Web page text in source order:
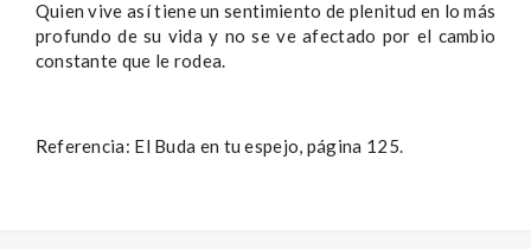
Quien vive así tiene un sentimiento de plenitud en lo más
profundo de su vida y no se ve afectado por el cambio
constante que le rodea.
Referencia: El Buda en tu espejo, página 125.